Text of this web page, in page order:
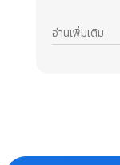
อ่านเพิ่มเติม